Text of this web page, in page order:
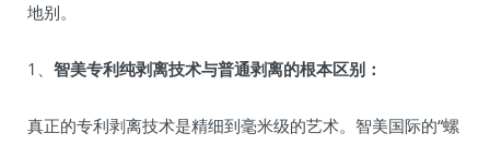
地别。
1、 智美专利纯剥离技术与普通剥离的根本区别：
真正的专利剥离技术是精细到毫米级的艺术。智美国际的“螺